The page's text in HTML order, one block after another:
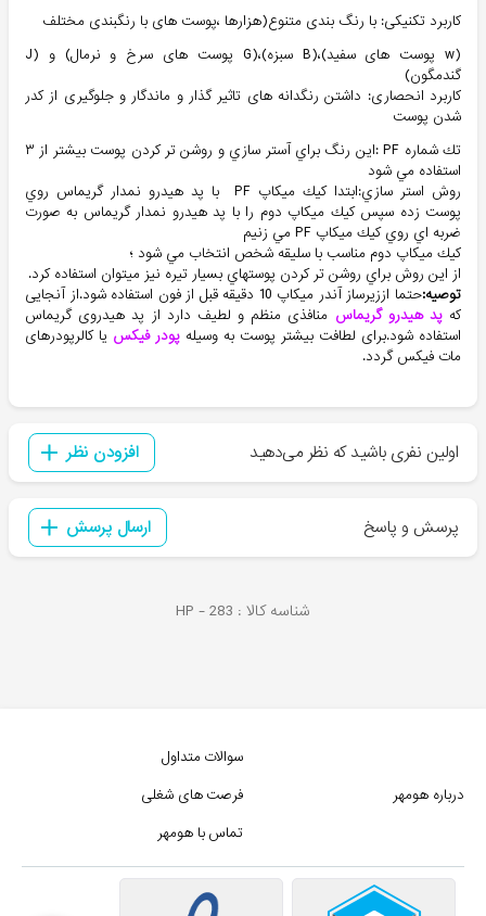
کاربرد تکنیکی: با رنگ بندی متنوع(هزارها ،پوست های با رنگبندی مختلف
(w پوست های سفید)،(B سبزه)،(G پوست های سرخ و نرمال) و (J
گندمگون)
کاربرد انحصاری: داشتن رنگدانه های تاثیر گذار و ماندگار و جلوگیری از کدر
شدن پوست
تك شماره PF :اين رنگ براي آستر سازي و روشن تر كردن پوست بيشتر از ٣
استفاده مي شود
روش استر سازي:ابتدا كيك ميكاپ PF با پد هيدرو نمدار گريماس روي
پوست زده سپس كيك ميكاپ دوم را با پد هيدرو نمدار گريماس به صورت
ضربه اي روي كيك ميكاپ PF مي زنيم
كيك ميكاپ دوم مناسب با سليقه شخص انتخاب مي شود ؛
از اين روش براي روشن تر كردن پوستهاي بسيار تيره نيز ميتوان استفاده كرد.
توصیه:
حتما اززیرساز آندر میکاپ 10 دقیقه قبل از فون استفاده شود.از آنجایی
کهپد هیدرو گریماس منافذی منظم و لطیف دارد از پد هیدروی گریماس
استفاده شود.برای لطافت بیشتر پوست به وسیله پودر فیکس یا کالرپودرهای
مات فیکس گردد.
اولین نفری باشید که نظر می‌دهید افزودن نظر
پرسش و پاسخ ارسال پرسش
شناسه کالا : HP -283
درباره هومهر
سوالات متداول
فرصت های شغلی
تماس با هومهر